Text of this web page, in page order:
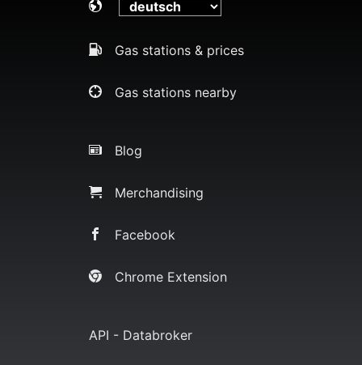
Gas stations & prices
Gas stations nearby
Blog
Merchandising
Facebook
Chrome Extension
API - Databroker